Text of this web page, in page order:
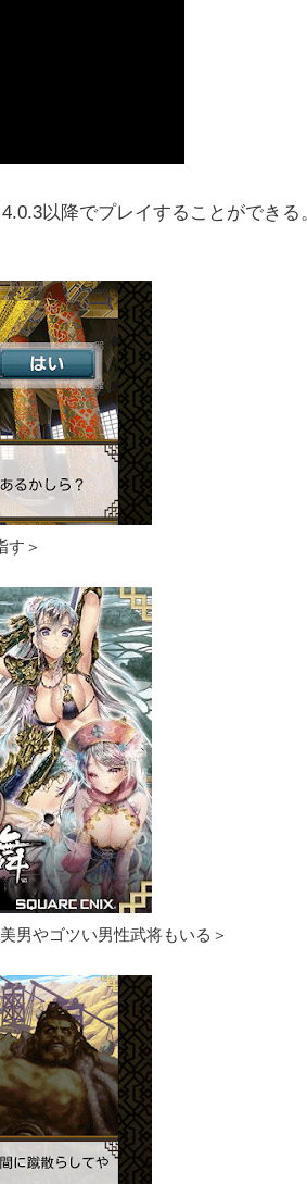
以降でプレイすることができる
す＞
男やゴツい男性武将もいる＞